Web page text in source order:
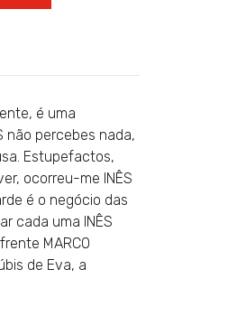
é uma
não percebes nada,
Estupefactos,
ocorreu-me INÊS
é o negócio das
cada uma INÊS
MARCO
de Eva, a